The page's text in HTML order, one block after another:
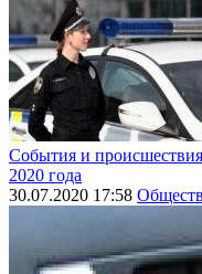
События и
2020 года
30.07.2020 17:58